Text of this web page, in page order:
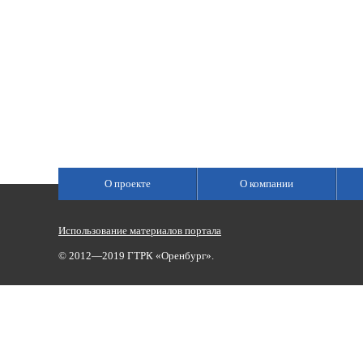
О проекте О компании
Использование материалов портала
© 2012—2019 ГТРК «Оренбург».
Сетевое издание «Государственный Интернет-Канал «Россия»